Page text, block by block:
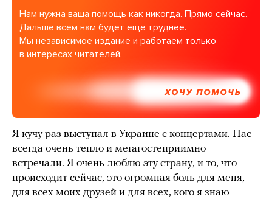
Нам нужна ваша помощь как никогда. Прямо сейчас.
Дальше всем нам будет еще труднее.
Мы независимое издание и работаем только
в интересах читателей.
ХОЧУ ПОМОЧЬ
Я кучу раз выступал в Украине с концертами. Нас
всегда очень тепло и мегагостеприимно
встречали. Я очень люблю эту страну, и то, что
происходит сейчас, это огромная боль для меня,
для всех моих друзей и для всех, кого я знаю